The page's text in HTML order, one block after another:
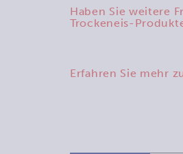
Haben Sie weitere
Trockeneis-
Erfahren Sie mehr